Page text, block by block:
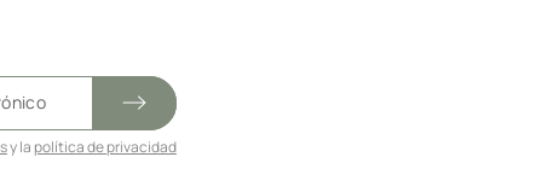
y la política de privacidad